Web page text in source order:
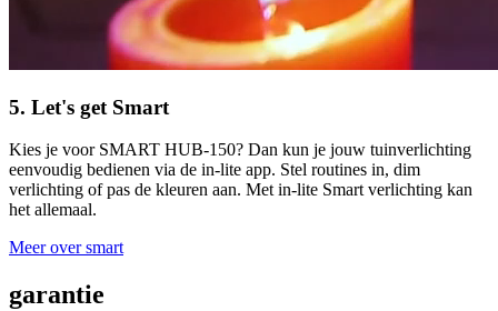
5. Let's get Smart
Kies je voor SMART HUB-150? Dan kun je jouw tuinverlichting
eenvoudig bedienen via de in-lite app. Stel routines in, dim
verlichting of pas de kleuren aan. Met in-lite Smart verlichting kan
het allemaal.
Meer over smart
garantie